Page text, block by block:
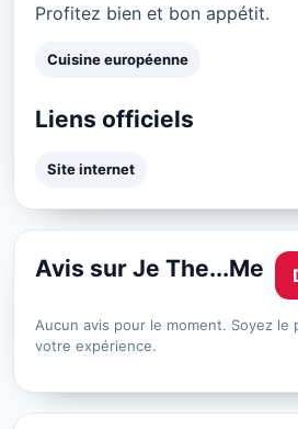
Profitez bien et bon appétit.
Cuisine européenne
Liens officiels
Site internet
Avis sur Je The...Me
Aucun avis pour le moment. Soyez le
votre expérience.